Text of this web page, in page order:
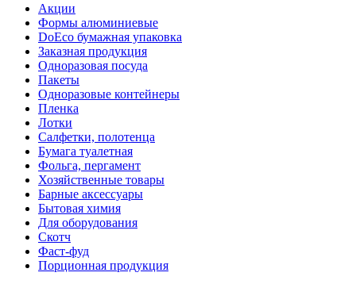
Акции
Формы алюминиевые
DoEco бумажная упаковка
Заказная продукция
Одноразовая посуда
Пакеты
Одноразовые контейнеры
Пленка
Лотки
Салфетки, полотенца
Бумага туалетная
Фольга, пергамент
Хозяйственные товары
Барные аксессуары
Бытовая химия
Для оборудования
Скотч
Фаст-фуд
Порционная продукция